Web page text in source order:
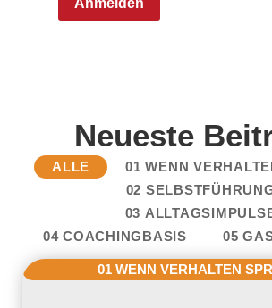
Neueste
01 WENN
02
03
04 COACHINGBASIS
05
ALLE
01 WENN VERHALTEN